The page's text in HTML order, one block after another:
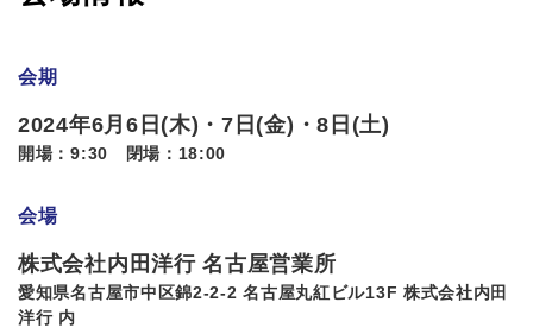
会期
2024年6月6日(木)・7日(金)・8日(土)
開場：9:30 閉場：18:00
会場
株式会社内田洋行 名古屋営業所
愛知県名古屋市中区錦2-2-2 名古屋丸紅ビル13F 株式会社内田
洋行 内